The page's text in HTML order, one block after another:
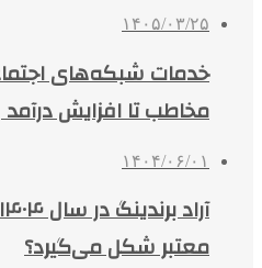
۱۴۰۵/۰۳/۲۵
مخاطب تا افزایش درآمد
۱۴۰۴/۰۶/۰۱
معتبر شکل می‌گیرد؟